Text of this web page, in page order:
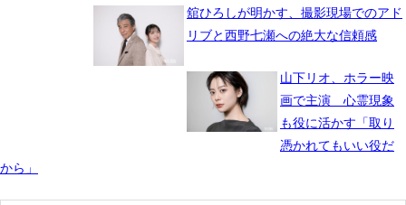
舘ひろしが明かす、撮影現場でのアド
リブと西野七瀬への絶大な信頼感
山下リオ、ホラー映
画で主演 心霊現象
も役に活かす「取り
憑かれてもいい役だ
から」